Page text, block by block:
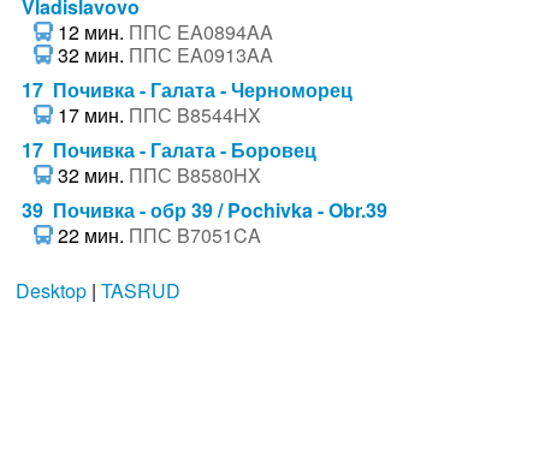
Vladislavovo
12 мин. ППС EA0894AA
32 мин. ППС EA0913AA
17 Почивка - Галата - Черноморец
17 мин. ППС B8544HX
17 Почивка - Галата - Боровец
32 мин. ППС B8580HX
39 Почивка - обр 39 / Pochivka - Obr.39
22 мин. ППС B7051CA
Desktop| TASRUD